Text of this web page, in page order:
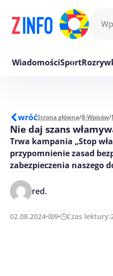
WiadomościSport
wróćStrona główna/8-Wpisów/
Nie daj szans
Trwa kampania „Stop
przypomnienie zasad
zabezpieczenia naszego
red.
02.08.2024 9 Czas lektury: